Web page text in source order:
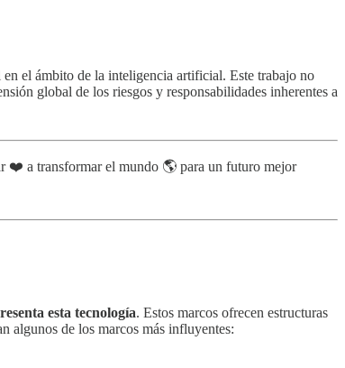
el ámbito de la inteligencia artificial. Este trabajo no
global de los riesgos y responsabilidades inherentes a
❤️ a transformar el mundo 🌎 para un futuro mejor
esta tecnología. Estos marcos ofrecen estructuras
algunos de los marcos más influyentes: